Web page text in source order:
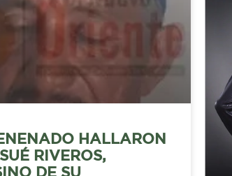
HALLARON
RIVEROS,
DE SU